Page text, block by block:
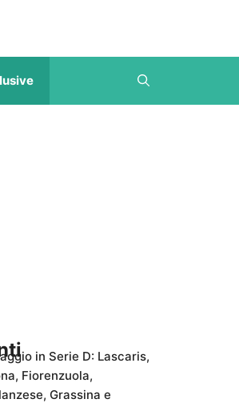
in Serie D: Lascaris,
Fiorenzuola,
Grassina e